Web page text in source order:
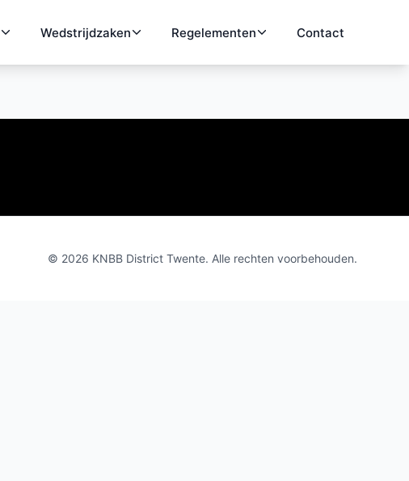
Wedstrijdzaken Regelementen Contact
© 2026 KNBB District Twente. Alle rechten voorbehouden.